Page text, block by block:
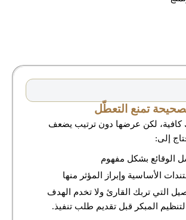
تمنع التعطّل
كافية، لكن عرضها دون ترتيب يضعف
إلى:
الوقائع بشكل مفهوم
الأساسية وإبراز المؤثر منها
التي تربك القارئ ولا تخدم الهدف
المبكر قبل تقديم طلب تنفيذ.